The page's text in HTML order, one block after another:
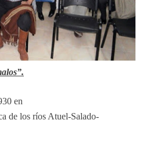
en
de los ríos Atuel-Salado-